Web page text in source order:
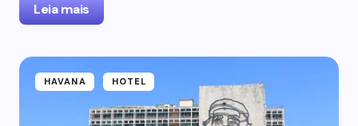
Leia mais
HAVANA HOTEL